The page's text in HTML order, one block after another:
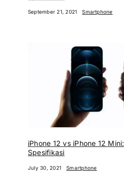
September 21, 2021 Smartphone
iPhone 12 vs iPhone 12
Spesifikasi
July 30, 2021 Smartphone